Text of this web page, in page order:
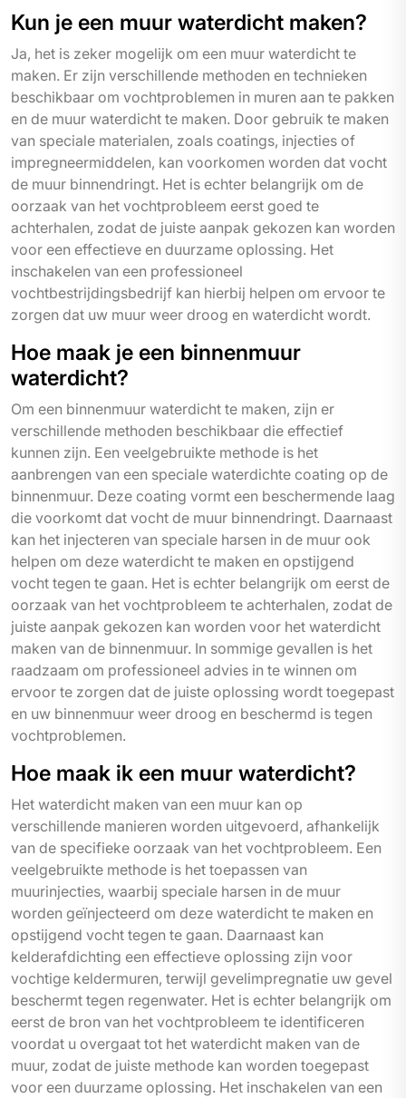
Kun je een muur waterdicht maken?
Ja, het is zeker mogelijk om een muur waterdicht te
maken. Er zijn verschillende methoden en technieken
beschikbaar om vochtproblemen in muren aan te pakken
en de muur waterdicht te maken. Door gebruik te maken
van speciale materialen, zoals coatings, injecties of
impregneermiddelen, kan voorkomen worden dat vocht
de muur binnendringt. Het is echter belangrijk om de
oorzaak van het vochtprobleem eerst goed te
achterhalen, zodat de juiste aanpak gekozen kan worden
voor een effectieve en duurzame oplossing. Het
inschakelen van een professioneel
vochtbestrijdingsbedrijf kan hierbij helpen om ervoor te
zorgen dat uw muur weer droog en waterdicht wordt.
Hoe maak je een binnenmuur
waterdicht?
Om een binnenmuur waterdicht te maken, zijn er
verschillende methoden beschikbaar die effectief
kunnen zijn. Een veelgebruikte methode is het
aanbrengen van een speciale waterdichte coating op de
binnenmuur. Deze coating vormt een beschermende laag
die voorkomt dat vocht de muur binnendringt. Daarnaast
kan het injecteren van speciale harsen in de muur ook
helpen om deze waterdicht te maken en opstijgend
vocht tegen te gaan. Het is echter belangrijk om eerst de
oorzaak van het vochtprobleem te achterhalen, zodat de
juiste aanpak gekozen kan worden voor het waterdicht
maken van de binnenmuur. In sommige gevallen is het
raadzaam om professioneel advies in te winnen om
ervoor te zorgen dat de juiste oplossing wordt toegepast
en uw binnenmuur weer droog en beschermd is tegen
vochtproblemen.
Hoe maak ik een muur waterdicht?
Het waterdicht maken van een muur kan op
verschillende manieren worden uitgevoerd, afhankelijk
van de specifieke oorzaak van het vochtprobleem. Een
veelgebruikte methode is het toepassen van
muurinjecties, waarbij speciale harsen in de muur
worden geïnjecteerd om deze waterdicht te maken en
opstijgend vocht tegen te gaan. Daarnaast kan
kelderafdichting een effectieve oplossing zijn voor
vochtige keldermuren, terwijl gevelimpregnatie uw gevel
beschermt tegen regenwater. Het is echter belangrijk om
eerst de bron van het vochtprobleem te identificeren
voordat u overgaat tot het waterdicht maken van de
muur, zodat de juiste methode kan worden toegepast
voor een duurzame oplossing. Het inschakelen van een